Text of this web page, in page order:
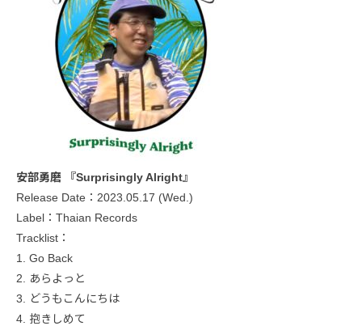
安部勇磨 『Surprisingly Alright』
Release Date：2023.05.17 (Wed.)
Label：Thaian Records
Tracklist：
1. Go Back
2. あらよっと
3. どうもこんにちは
4. 抱きしめて